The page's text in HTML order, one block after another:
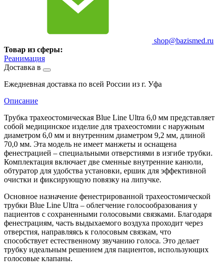
shop@bazismed.ru
Товар из сферы:
Реанимация
Доставка в
Ежедневная доставка по всей России из г. Уфа
Описание
Трубка трахеостомическая Blue Line Ultra 6,0 мм представляет
собой медицинское изделие для трахеостомии с наружным
диаметром 6,0 мм и внутренним диаметром 9,2 мм, длиной
70,0 мм. Эта модель не имеет манжеты и оснащена
фенестрацией – специальными отверстиями в изгибе трубки.
Комплектация включает две сменные внутренние канюли,
обтуратор для удобства установки, ершик для эффективной
очистки и фиксирующую повязку на липучке.
Основное назначение фенестрированной трахеостомической
трубки Blue Line Ultra – облегчение голосообразования у
пациентов с сохраненными голосовыми связками. Благодаря
фенестрациям, часть выдыхаемого воздуха проходит через
отверстия, направляясь к голосовым связкам, что
способствует естественному звучанию голоса. Это делает
трубку идеальным решением для пациентов, использующих
голосовые клапаны.